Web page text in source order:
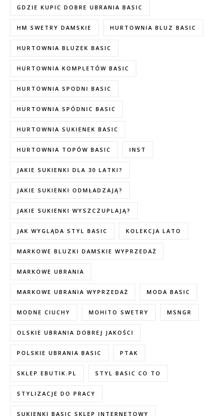
GDZIE KUPIC DOBRE UBRANIA BASIC
HM SWETRY DAMSKIE HURTOWNIA BLUZ BASIC
HURTOWNIA BLUZEK BASIC
HURTOWNIA KOMPLETÓW BASIC
HURTOWNIA SPODNI BASIC
HURTOWNIA SPÓDNIC BASIC
HURTOWNIA SUKIENEK BASIC
HURTOWNIA TOPÓW BASIC INST
JAKIE SUKIENKI DLA 30 LATKI?
JAKIE SUKIENKI ODMŁADZAJĄ?
JAKIE SUKIENKI WYSZCZUPLAJĄ?
JAK WYGLĄDA STYL BASIC KOLEKCJA LATO
MARKOWE BLUZKI DAMSKIE WYPRZEDAŻ
MARKOWE UBRANIA
MARKOWE UBRANIA WYPRZEDAŻ MODA BASIC
MODNE CIUCHY MOHITO SWETRY MSNGR
OLSKIE UBRANIA DOBREJ JAKOŚCI
POLSKIE UBRANIA BASIC PTAK
SKLEP EBUTIK.PL STYL BASIC CO TO
STYLIZACJE DO PRACY
SUKIENKI BASIC SKLEP INTERNETOWY